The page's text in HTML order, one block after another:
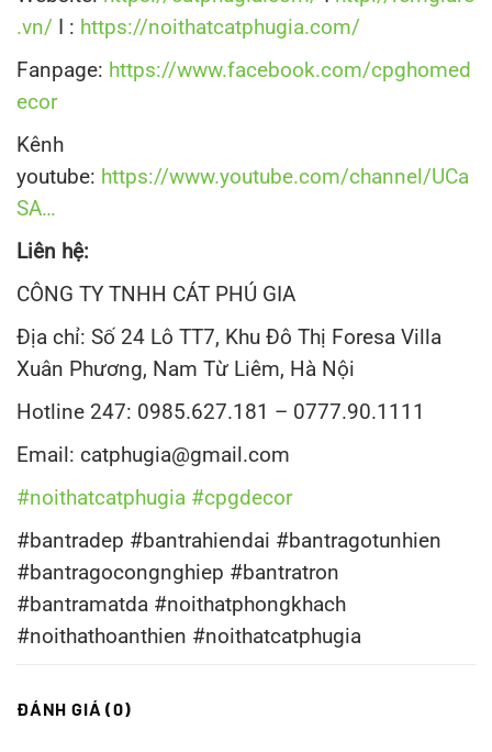
.vn/ I : https://noithatcatphugia.com/
Fanpage: https://www.facebook.com/cpghomed
ecor
Kênh
youtube: https://www.youtube.com/channel/UCa
SA…
Liên hệ:
CÔNG TY TNHH CÁT PHÚ GIA
Địa chỉ: Số 24 Lô TT7, Khu Đô Thị Foresa Villa
Xuân Phương, Nam Từ Liêm, Hà Nội
Hotline 247: 0985.627.181 – 0777.90.1111
Email: catphugia@gmail.com
#noithatcatphugia #cpgdecor
#bantradep #bantrahiendai #bantragotunhien
#bantragocongnghiep #bantratron
#bantramatda #noithatphongkhach
#noithathoanthien #noithatcatphugia
ĐÁNH GIÁ (0)